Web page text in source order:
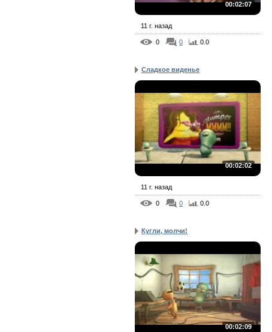
00:02:07
11 г. назад
0 0 0.0
Сладкое виденье
00:02:02
11 г. назад
0 0 0.0
Кугли, молчи!
00:02:09